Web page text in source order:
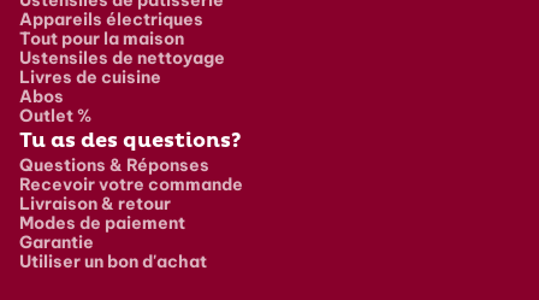
Appareils électriques
Tout pour la maison
Ustensiles de nettoyage
Livres de cuisine
Abos
Outlet %
Tu as des questions?
Questions & Réponses
Recevoir votre commande
Livraison & retour
Modes de paiement
Garantie
Utiliser un bon d'achat